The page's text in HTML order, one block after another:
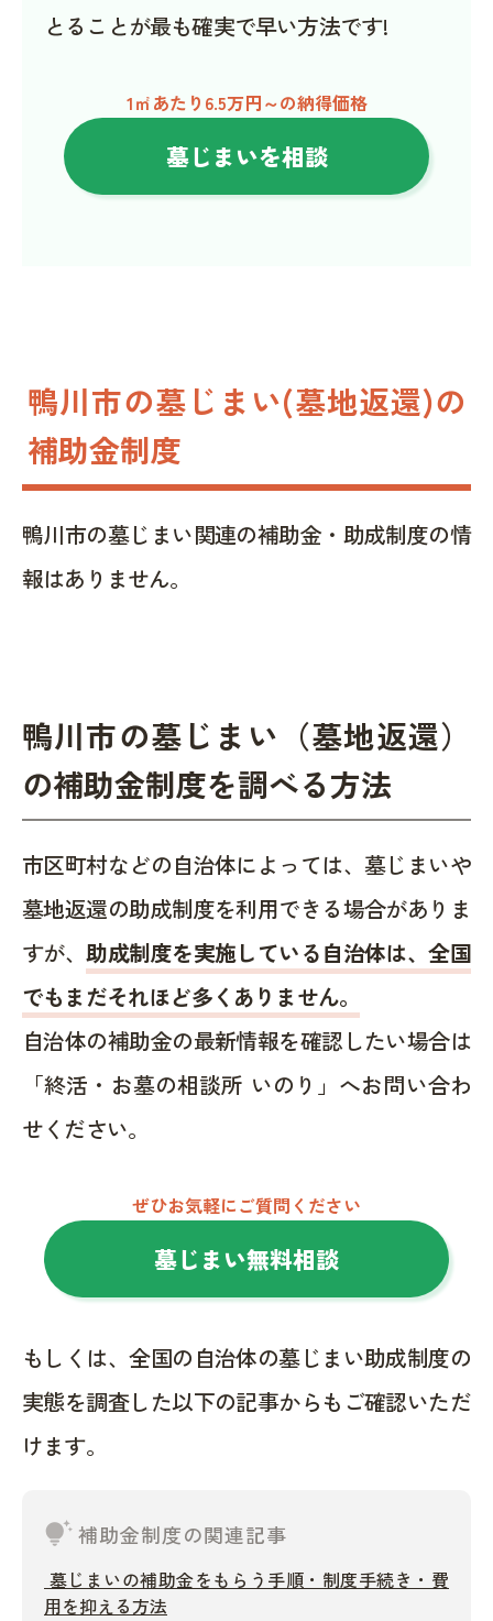
とることが最も確実で早い方法です!
1㎡あたり6.5万円～の納得価格
墓じまいを相談
鴨川市の墓じまい(墓地返還)の
補助金制度
鴨川市の墓じまい関連の補助金・助成制度の情
報はありません。
鴨川市の墓じまい（墓地返還）
の補助金制度を調べる方法
市区町村などの自治体によっては、墓じまいや
墓地返還の助成制度を利用できる場合がありま
すが、助成制度を実施している自治体は、全国
でもまだそれほど多くありません。
自治体の補助金の最新情報を確認したい場合は
「終活・お墓の相談所 いのり」へお問い合わ
せください。
ぜひお気軽にご質問ください
墓じまい無料相談
もしくは、全国の自治体の墓じまい助成制度の
実態を調査した以下の記事からもご確認いただ
けます。
tips_and_updates補助金制度の関連記事
墓じまいの補助金をもらう手順・制度手続き・費
用を抑える方法